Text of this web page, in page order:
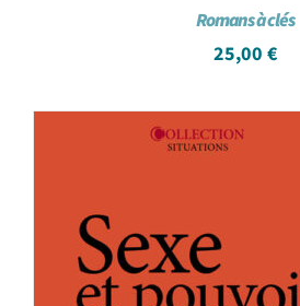
Romans à clés
25,00 €